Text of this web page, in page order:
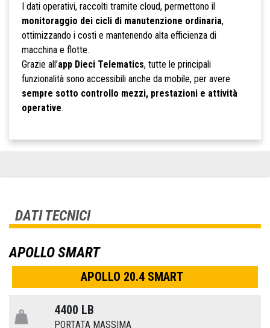
I dati operativi, raccolti tramite cloud, permettono il
monitoraggio dei cicli di manutenzione ordinaria,
ottimizzando i costi e mantenendo alta efficienza di
macchina e flotte.
Grazie all’app Dieci Telematics, tutte le principali
funzionalità sono accessibili anche da mobile, per avere
sempre sotto controllo mezzi, prestazioni e attività
operative.
DATI TECNICI
APOLLO SMART
APOLLO 20.4 SMART
4400 LB
PORTATA MASSIMA